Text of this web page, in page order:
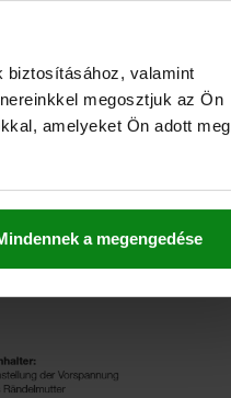
biztosításához, valamint
megosztjuk az Ön
amelyeket Ön adott meg
a megengedése